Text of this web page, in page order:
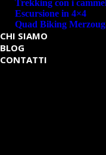
Trekking con i
Escursione in 4×4
Quad Biking
CHI SIAMO
BLOG
CONTATTI